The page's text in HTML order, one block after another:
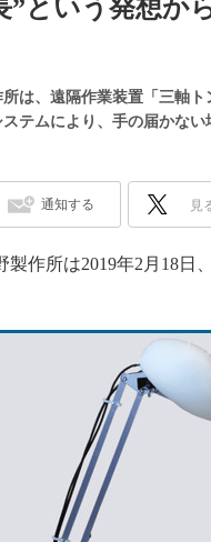
”という発想か
は、遠隔作業装置「三軸
テムにより、手の届かない
通知する 見
作所は2019年2月18日